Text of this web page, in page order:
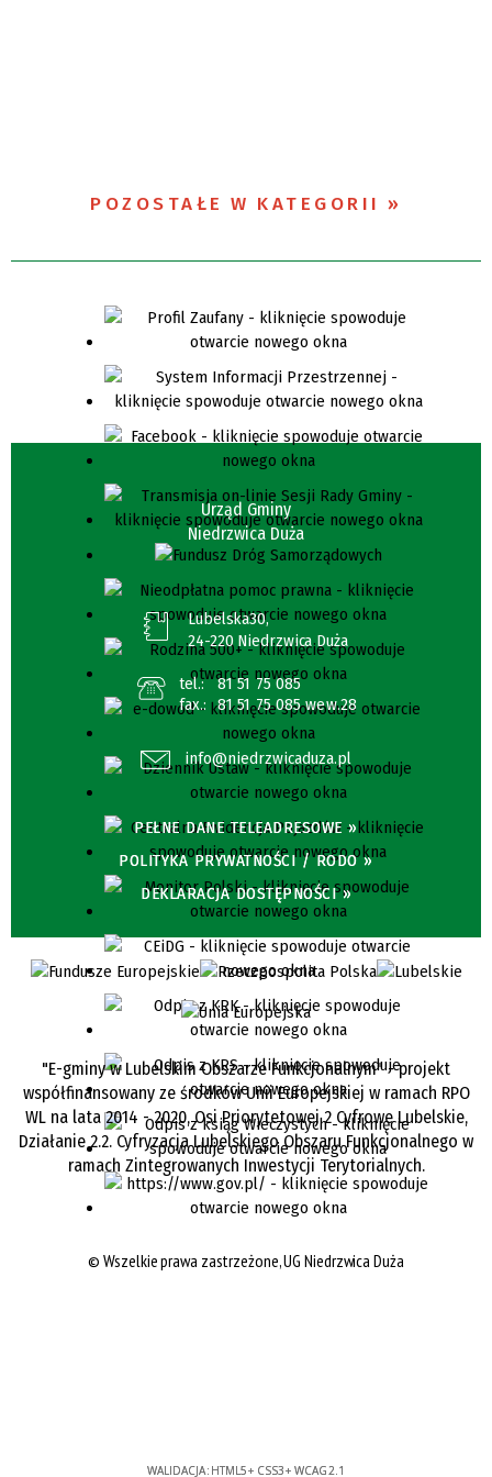
POZOSTAŁE W KATEGORII
Urząd Gminy
Niedrzwica Duża
Lubelska30,
24-220 Niedrzwica Duża
tel.:
81 51 75 085
fax.:
81 51 75 085 wew.28
info@niedrzwicaduza.pl
PEŁNE DANE TELEADRESOWE »
POLITYKA PRYWATNOŚCI / RODO »
DEKLARACJA DOSTĘPNOŚCI »
"E-gminy w Lubelskim Obszarze Funkcjonalnym" - projekt
współfinansowany ze środków Unii Europejskiej w ramach RPO
WL na lata 2014 - 2020, Osi Priorytetowej 2 Cyfrowe Lubelskie,
Działanie 2.2. Cyfryzacja Lubelskiego Obszaru Funkcjonalnego w
ramach Zintegrowanych Inwestycji Terytorialnych.
©Wszelkie prawa zastrzeżone, UG Niedrzwica Duża
WALIDACJA: HTML5+ CSS3+ WCAG 2.1